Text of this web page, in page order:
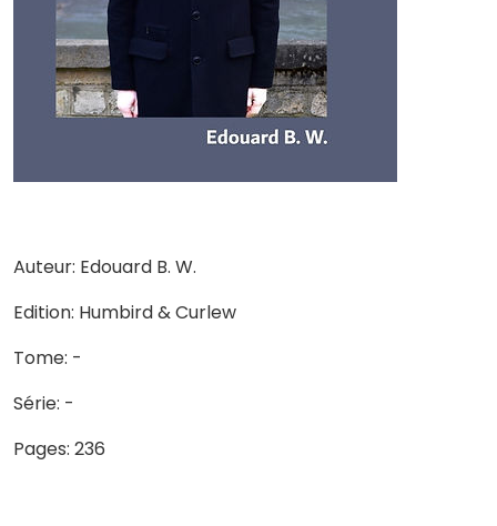
Auteur: Edouard B. W.
Edition: Humbird & Curlew
Tome: -
Série: -
Pages: 236